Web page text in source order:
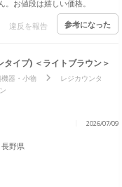
お値段は嬉しい価格。
違反を報告 参考になった
イプ) ＜ライトブラウン＞
器・小物
レジカウンタ
2026/07/09
長野県